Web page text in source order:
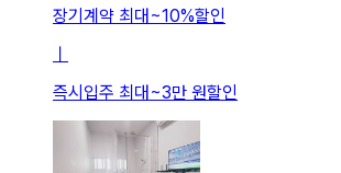
장기계약 최대~10%할인
ㅣ
즉시입주 최대~3만 원할인